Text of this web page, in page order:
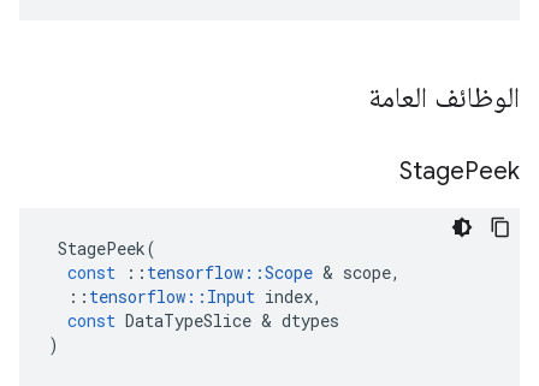
الوظائف العامة
StagePeek
StagePeek(
const
:: tensorflow ::Scope & scope,
:: tensorflow :: Input index,
const DataTypeSlice & dtypes
)